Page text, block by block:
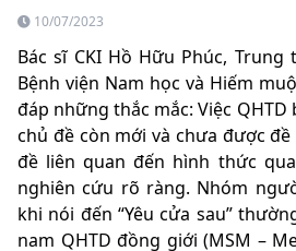
10/07/2023
Bác sĩ CKI Hồ Hữu Phúc,
Bệnh viện Nam học và Hiếm
đáp những thắc mắc: Việc QHTD
chủ đề còn mới và chưa được
đề liên quan đến hình thức
nghiên cứu rõ ràng. Nhóm
khi nói đến “Yêu cửa sau”
nam QHTD đồng giới (MSM –